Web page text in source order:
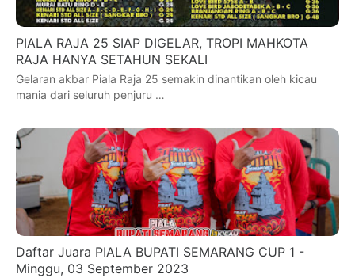
PIALA RAJA 25 SIAP DIGELAR, TROPI MAHKOTA
RAJA HANYA SETAHUN SEKALI
Gelaran akbar Piala Raja 25 semakin dinantikan oleh kicau
mania dari seluruh penjuru …
Daftar Juara PIALA BUPATI SEMARANG CUP 1 -
Minggu, 03 September 2023